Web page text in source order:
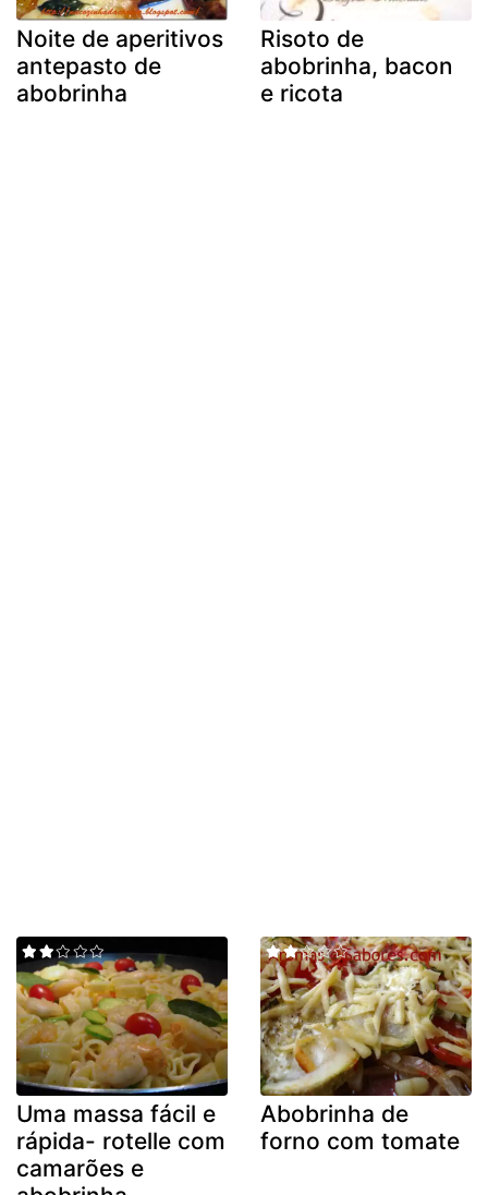
Noite de aperitivos
antepasto de
abobrinha
Risoto de
abobrinha, bacon
e ricota
Uma massa fácil e
rápida- rotelle com
camarões e
Abobrinha de
forno com tomate